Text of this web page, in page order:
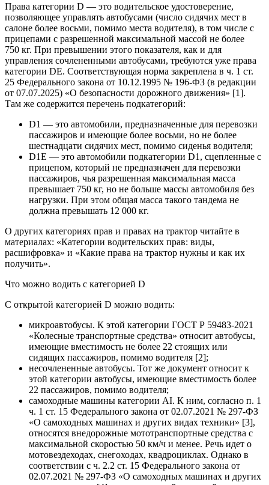
Права категории D — это водительское удостоверение,
позволяющее управлять автобусами (число сидячих мест в
салоне более восьми, помимо места водителя), в том числе с
прицепами с разрешенной максимальной массой не более
750 кг. При превышении этого показателя, как и для
управления сочлененными автобусами, требуются уже права
категории DE. Соответствующая норма закреплена в ч. 1 ст.
25 Федерального закона от 10.12.1995 № 196-ФЗ (в редакции
от 07.07.2025) «О безопасности дорожного движения» [1].
Там же содержится перечень подкатегорий:
D1 — это автомобили, предназначенные для перевозки
пассажиров и имеющие более восьми, но не более
шестнадцати сидячих мест, помимо сиденья водителя;
D1Е — это автомобили подкатегории D1, сцепленные с
прицепом, который не предназначен для перевозки
пассажиров, чья разрешенная максимальная масса
превышает 750 кг, но не больше массы автомобиля без
нагрузки. При этом общая масса такого тандема не
должна превышать 12 000 кг.
О других категориях прав и правах на трактор читайте в
материалах: «Категории водительских прав: виды,
расшифровка» и «Какие права на трактор нужны и как их
получить».
Что можно водить с категорией D
С открытой категорией D можно водить:
микроавтобусы. К этой категории ГОСТ Р 59483-2021
«Колесные транспортные средства» относит автобусы,
имеющие вместимость не более 22 стоящих или
сидящих пассажиров, помимо водителя [2];
несочлененные автобусы. Тот же документ относит к
этой категории автобусы, имеющие вместимость более
22 пассажиров, помимо водителя;
самоходные машины категории AI. К ним, согласно п. 1
ч. 1 ст. 15 Федерального закона от 02.07.2021 № 297-ФЗ
«О самоходных машинах и других видах техники» [3],
относятся внедорожные мототранспортные средства с
максимальной скоростью 50 км/ч и менее. Речь идет о
мотовездеходах, снегоходах, квадроциклах. Однако в
соответствии с ч. 2.2 ст. 15 Федерального закона от
02.07.2021 № 297-ФЗ «О самоходных машинах и других